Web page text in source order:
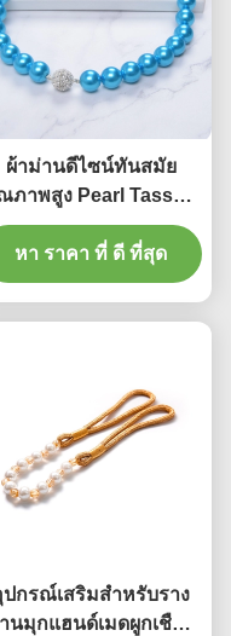
more eye strain
r
ผ้าม่านดีไซน์ทันสมัย
ภาพสูง Pearl Tassels
อุปกรณ์เสริมผู้
ผลิตในประเทศจีน
หา ราคา ที่ ดี ที่สุด
ปกรณ์เสริมสำหรับราง
นมุกแฮนด์เมดผูกเชือก